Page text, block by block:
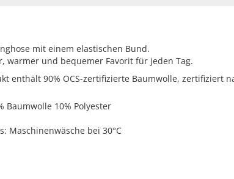
mit einem elastischen Bund.
warmer und bequemer Favorit für jeden Tag.
enthält 90% OCS-zertifizierte Baumwolle, zertifiziert
Baumwolle 10% Polyester
Maschinenwäsche bei 30°C